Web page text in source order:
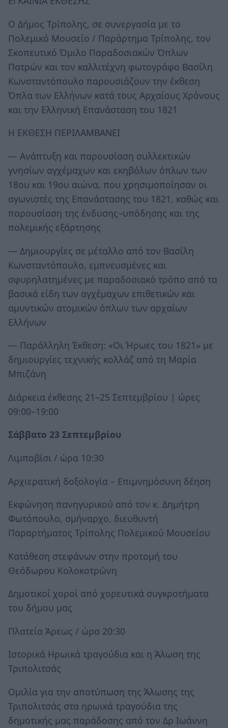
O Δήμος Τρίπολης, σε συνεργασία με το
Πολεμικό Μουσείο / Παράρτημα Τρίπολης, τον
Σκοπευτικό Όμιλο Παραδοσιακών Όπλων
Πατρών και τον καλλιτέχνη φωτογράφο Βασίλη
Κωνσταντόπουλο παρουσιάζουν την έκθεση
Όπλα των Ελλήνων κατά τους Αρχαίους Χρόνους
και την Ελληνική Επανάσταση του 1821
Η ΕΚΘΕΣΗ ΠΕΡΙΛΑΜΒΑΝΕΙ
― Ανάπτυξη και παρουσίαση συλλεκτικών
γνησίων αγχέμαχων και εκηβόλων όπλων των
18ου και 19ου αιώνα, που χρησιμοποίησαν οι
αγωνιστές της Επανάστασης του 1821, καθώς και
παρουσίαση της ένδυσης–υπόδησης και της
πολεμικής εξάρτησης
― Δημιουργίες σε μέταλλο από τον Βασίλη
Κωνσταντόπουλο, εμπνευσμένες και
σφυρηλατημένες με παραδοσιακό τρόπο από τα
βασικά είδη των αγχέμαχων επιθετικών και
αμυντικών ατομικών όπλων των αρχαίων
Ελλήνων
― Παράλληλη Έκθεση: «Οι Ήρωες του 1821» με
δημιουργίες τεχνικής κολλάζ από τη Μαρία
Μπιζάνη
Διάρκεια έκθεσης 21–25 Σεπτεμβρίου | ώρες
09:00–19:00
Σάββατο 23 Σεπτεμβρίου
Λιμποβίσι / ώρα 10:30
Αρχιερατική δοξολογία – Επιμνημόσυνη δέηση
Εκφώνηση πανηγυρικού από τον κ. Δημήτρη
Φωτόπουλο, σμήναρχο, διευθυντή
Παραρτήματος Τρίπολης Πολεμικoύ Μουσείου
Κατάθεση στεφάνων στην προτομή του
Θεόδωρου Κολοκοτρώνη
Δημοτικοί χοροί από χορευτικά συγκροτήματα
του δήμου μας
Πλατεία Άρεως / ώρα 20:30
Ιστορικά Hρωικά τραγούδια και η Άλωση της
Τριπολιτσάς
Ομιλία για την αποτύπωση της Άλωσης της
Τριπολιτσάς στα ηρωικά τραγούδια της
δημοτικής μας παράδοσης από τον Δρ Ιωάννη